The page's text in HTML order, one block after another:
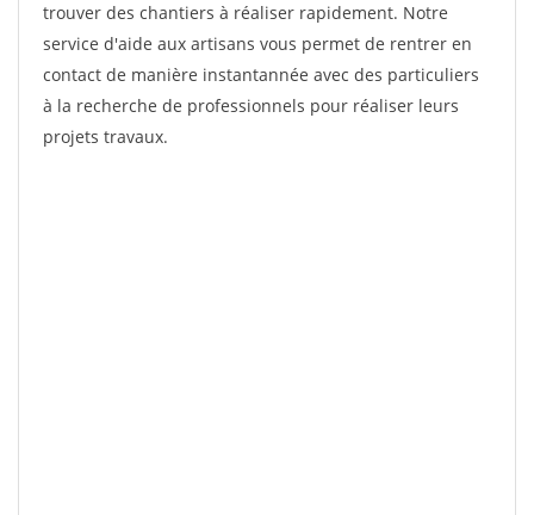
trouver des chantiers à réaliser rapidement. Notre
service d'aide aux artisans vous permet de rentrer en
contact de manière instantannée avec des particuliers
à la recherche de professionnels pour réaliser leurs
projets travaux.